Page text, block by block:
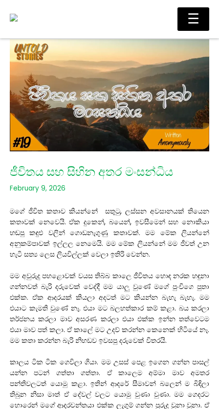
Main
ජීවිතය සහ සිහින අතර මංසන්ධිය
February 9, 2026
මගේ ජීවිත කතාව කියන්නේ සතුටු, ලස්සන අවසානයක් තියෙන
කතාවක් නෙවෙයි. ඒක දුකෙන්, බයෙන්, ඉවසීමෙන් සහ නොකියා
හඬපු කඳුළු වලින් ගොඩනැගුණු කතාවක්. මම මේක ලියන්නේ
අනුකම්පාවක් ඉල්ලල නෙමෙයි. මම මේක ලියන්නේ මම ජීවත් උන
හැටි සත්‍ය ලෙස ලියවිල්ලක් වෙලා ඉතිරි වෙන්න.
මම අවුරුදු පහළොවක් වයස තිබ්බ කාලෙ ජීවිතය හොඳ නරක හඳුනා
ගන්නවත් බැරි දරුවෙක් වෙද්දී මම යාලු වුණේ මගේ පුංචිගෙ පුතා
එක්ක. ඒක ආදරයක් කියලා අදටත් මට කියන්න බැහැ බැහැ. මම
එයාට කැමති වුණේ නෑ. එයා මට බලහත්කාර කම් කළා. බය කරලා
තර්ජනය කරලා මාව අසරණ කරලා එයා එක්ක ඉන්න තත්වෙටම
එයා මාව පත් කලා. ඒ කාලේ මට උදව් කරන්න කෙනෙක් හිටියේ නෑ.
මම කතා කරන්න බැරි නිහඩව ඉවසපු දරුවෙක් විතරයි.
කාලය ටික ටික ගෙවිලා ගියා. මම උසස් පෙළ ඉගෙන ගන්න පාසල්
යන්න පටන් ගත්තා ගත්තා. ඒ කාලෙම අම්මා මාව අමතර
පන්තිවලටත් යොමු කළා. ඉතින් ආදරේ සීමාවන් බලෙන් ම බිඳිලා
තිබුන නිසා මාත් ඒ දේවල් වලට යොමු වුණා වුණා. මම ගෙදරට
හොරෙන් මගේ ආදරවන්තයා එක්ක ලැගුම් ගන්න පුරුදු වුනා වුනා. ඒ
☰